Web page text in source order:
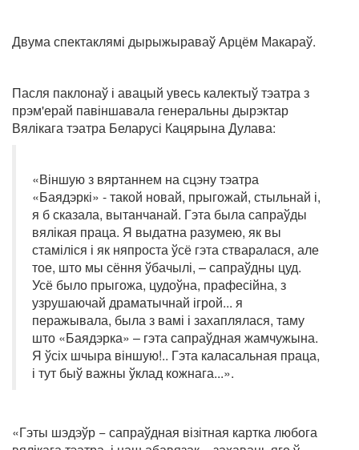
Двума спектаклямі дырыжыраваў Арцём Макараў.
Пасля паклонаў і авацый увесь калектыў тэатра з
прэм'ерай павіншавала генеральны дырэктар
Вялікага тэатра Беларусі Кацярына Дулава:
«Віншую з вяртаннем на сцэну тэатра
«Баядэркі» - такой новай, прыгожай, стыльнай і,
я б сказала, вытанчанай. Гэта была сапраўды
вялікая праца. Я выдатна разумею, як вы
стаміліся і як няпроста ўсё гэта стваралася, але
тое, што мы сёння ўбачылі, – сапраўдны цуд.
Усё было прыгожа, цудоўна, прафесійна, з
узрушаючай драматычнай ігрой... я
перажывала, была з вамі і захаплялася, таму
што «Баядэрка» – гэта сапраўдная жамчужына.
Я ўсіх шчыра віншую!.. Гэта каласальная праца,
і тут быў важны ўклад кожнага...».
«Гэты шэдэўр − сапраўдная візітная картка любога